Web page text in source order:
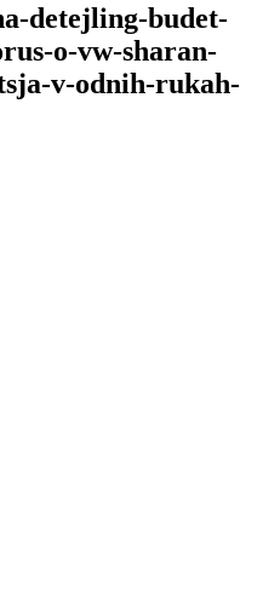
detejling-budet-
o-vw-sharan-
v-odnih-rukah-